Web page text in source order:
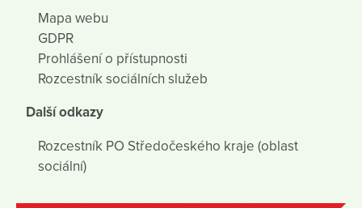
Mapa webu
GDPR
Prohlášení o přístupnosti
Rozcestník sociálních služeb
Další odkazy
Rozcestník PO Středočeského kraje (oblast
sociální)